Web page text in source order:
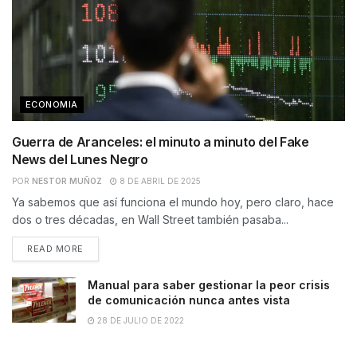
ECONOMIA
Guerra de Aranceles: el minuto a minuto del Fake
News del Lunes Negro
POR NESTOR MUÑOZ 8 DE ABRIL DE 2025
Ya sabemos que así funciona el mundo hoy, pero claro, hace
dos o tres décadas, en Wall Street también pasaba...
READ MORE
Manual para saber gestionar la peor crisis
de comunicación nunca antes vista
28 DE JULIO DE 2022